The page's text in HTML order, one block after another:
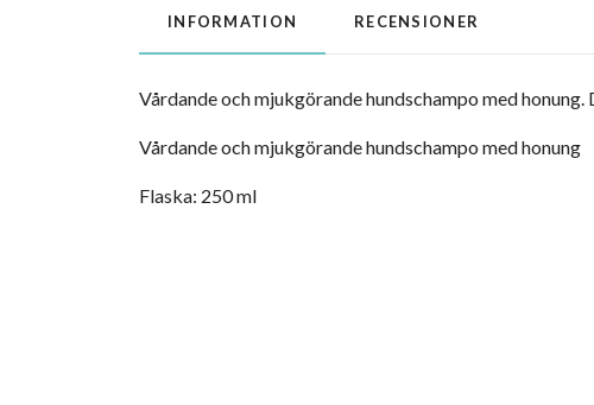
INFORMATION RECENSIONER
Vårdande och mjukgörande hundschampo med
Vårdande och mjukgörande hundschampo med honung
Flaska: 250 ml